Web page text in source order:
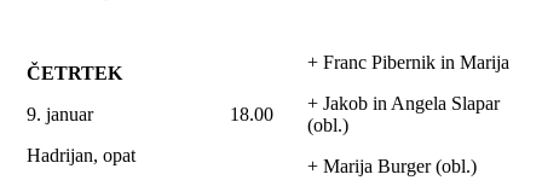
ČETRTEK
9. januar
Hadrijan, opat
18.00
+ Franc Pibernik in Marija
+ Jakob in Angela Slapar
(obl.)
+ Marija Burger (obl.)